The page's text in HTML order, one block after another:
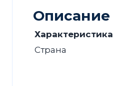
Описание
Характеристика
Страна